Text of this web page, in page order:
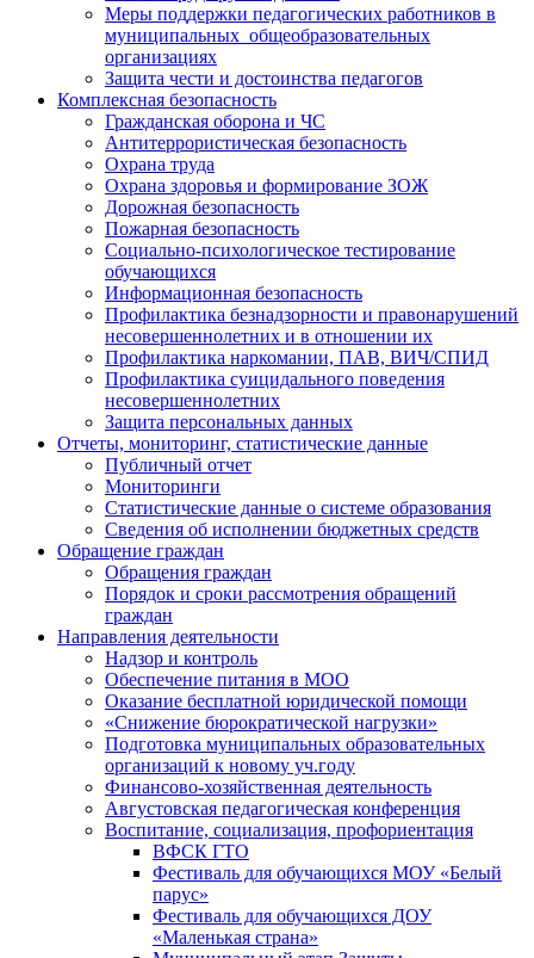
Меры поддержки педагогических работников в
муниципальных общеобразовательных
организациях
Защита чести и достоинства педагогов
Комплексная безопасность
Гражданская оборона и ЧС
Антитеррористическая безопасность
Охрана труда
Охрана здоровья и формирование ЗОЖ
Дорожная безопасность
Пожарная безопасность
Социально-психологическое тестирование
обучающихся
Информационная безопасность
Профилактика безнадзорности и правонарушений
несовершеннолетних и в отношении их
Профилактика наркомании, ПАВ, ВИЧ/СПИД
Профилактика суицидального поведения
несовершеннолетних
Защита персональных данных
Отчеты, мониторинг, статистические данные
Публичный отчет
Мониторинги
Статистические данные о системе образования
Сведения об исполнении бюджетных средств
Обращение граждан
Обращения граждан
Порядок и сроки рассмотрения обращений
граждан
Направления деятельности
Надзор и контроль
Обеспечение питания в МОО
Оказание бесплатной юридической помощи
«Снижение бюрократической нагрузки»
Подготовка муниципальных образовательных
организаций к новому уч.году
Финансово-хозяйственная деятельность
Августовская педагогическая конференция
Воспитание, социализация, профориентация
ВФСК ГТО
Фестиваль для обучающихся МОУ «Белый
парус»
Фестиваль для обучающихся ДОУ
«Маленькая страна»